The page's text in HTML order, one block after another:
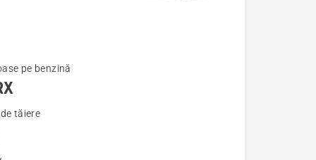
pe benzină
tăiere